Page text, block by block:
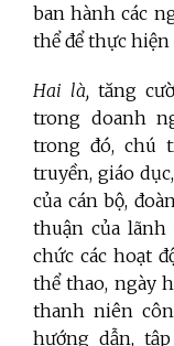
ban hành các
thể để thực hiện
Hai là, tăng
trong doanh
trong đó, chú
truyền, giáo
của cán bộ,
thuận của lãnh
chức các hoạt
thể thao, ngày
thanh niên
hướng dẫn,